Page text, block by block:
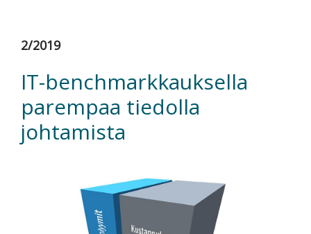
viestittää
tutkimus-,
kehittämis-
ja
innovaatiotoiminnasta
ammattikorkeakoulutusta
tutkimuksesta
2/2019
IT-benchmarkkauksella
parempaa tiedolla
johtamista